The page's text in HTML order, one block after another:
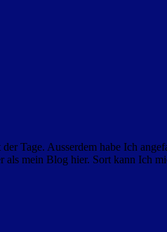
Tage. Ausserdem habe Ich
mein Blog hier. Sort kann Ich